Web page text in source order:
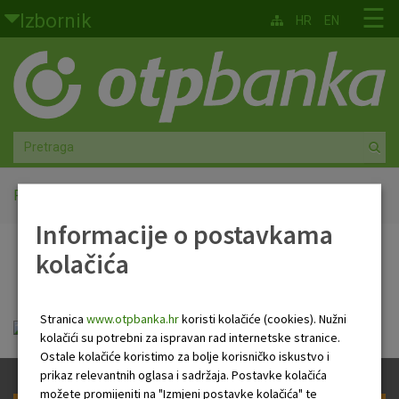
Skoči na glavni sadržaj
Izbornik
Građani
Privatno bankarstvo
Agro
Mala poduzeća i obrtnici
Srednja i velika poduzeća
Faktoring
O nama
☰
HR EN
Početna
Informacije uz Zahtjev
informacije_gdpr_elektronicki_kanali.pdf
Informacije o postavkama
kolačića
Stranica www.otpbanka.hrkoristi kolačiće (cookies). Nužni
kolačići su potrebni za ispravan rad internetske stranice.
Ostale kolačiće koristimo za bolje korisničko iskustvo i
prikaz relevantnih oglasa i sadržaja. Postavke kolačića
možete promijeniti na "Izmjeni postavke kolačića" te